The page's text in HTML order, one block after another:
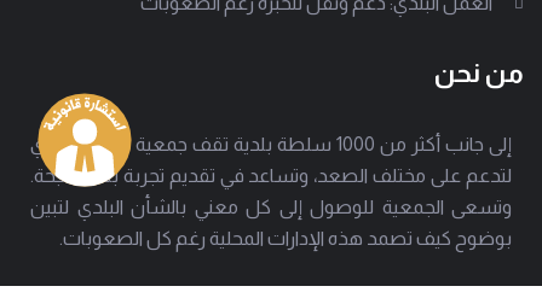
من نحن
إلى جانب أكثر من 1000 سلطة بلدية تقف جمعية العمل البلدي
لتدعم على مختلف الصعد، وتساعد في تقديم تجربة بلدية ناجحة.
وتسعى الجمعية للوصول إلى كل معني بالشأن البلدي لتبين
بوضوح كيف تصمد هذه الإدارات المحلية رغم كل الصعوبات.